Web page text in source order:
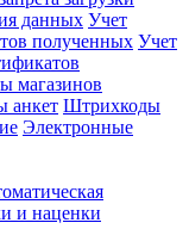
данных Учет
полученных Учет
магазинов
анкет Штрихкоды
Электронные
и наценки